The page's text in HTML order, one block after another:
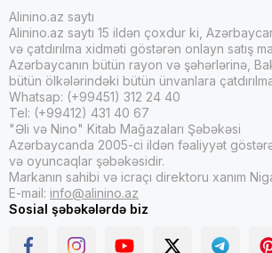
Alinino.az saytı
Alinino.az saytı 15 ildən çoxdur ki,
və çatdırılma xidməti göstərən onlayn satış
Azərbaycanın bütün rayon və şəhərlərinə,
bütün ölkələrindəki bütün ünvanlara
Whatsap: (+99451) 312 24 40
Tel: (+99412) 431 40 67
"Əli və Nino" Kitab Mağazaları Şəbəkəsi
Azərbaycanda 2005-ci ildən fəaliyyət
və oyuncaqlar şəbəkəsidir.
Markanın sahibi və icraçı direktoru xanım
E-mail: info@alinino.az
Sosial şəbəkələrdə biz